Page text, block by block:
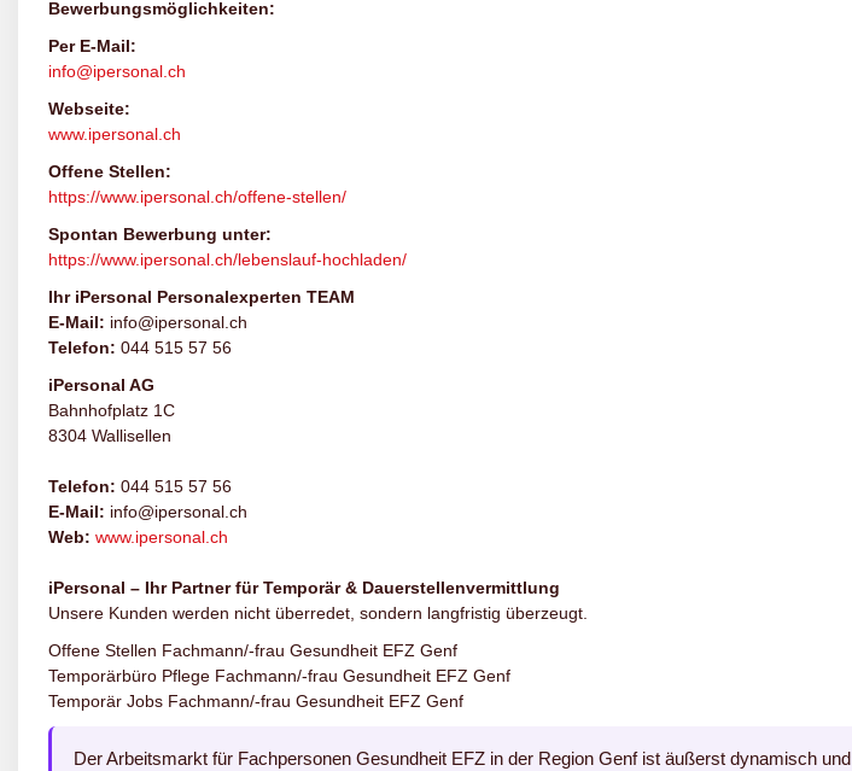
Bewerbungsmöglichkeiten:
Per E-Mail:
info@ipersonal.ch
Webseite:
www.ipersonal.ch
Offene Stellen:
https://www.ipersonal.ch/offene-stellen/
Spontan Bewerbung unter:
https://www.ipersonal.ch/lebenslauf-hochladen/
Ihr iPersonal Personalexperten TEAM
E-Mail: info@ipersonal.ch
Telefon: 044 515 57 56
iPersonal AG
Bahnhofplatz 1C
8304 Wallisellen
Telefon: 044 515 57 56
E-Mail: info@ipersonal.ch
Web: www.ipersonal.ch
iPersonal – Ihr Partner für Temporär & Dauerstellenvermittlung
Unsere Kunden werden nicht überredet, sondern langfristig überzeugt.
Offene Stellen Fachmann/-frau Gesundheit EFZ Genf
Temporärbüro Pflege Fachmann/-frau Gesundheit EFZ Genf
Temporär Jobs Fachmann/-frau Gesundheit EFZ Genf
Der Arbeitsmarkt für Fachpersonen Gesundheit EFZ in der Region Genf ist äußerst dynamisch und